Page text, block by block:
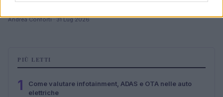
Andrea Conforti · 31 Lug 2026
PIÙ LETTI
1
Come valutare infotainment, ADAS e OTA nelle auto
elettriche